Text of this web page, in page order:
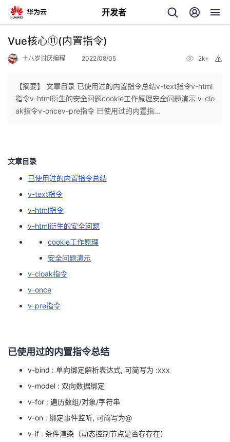
开发者
返
页
开
发
我
客
论
坛
的
圈
我
的
播
我
活
的
的
开
者
我
的
程
我
认
的
我
我
Programs
的
支
的
技
支
我
的
声
Vue核心⑪(内置指令)
十八岁讨厌编程 2022/08/05 2k+
【摘要】 文章目录 已使用过的内置指令总结v-text指令v-html
指令v-html衍生的安全问题cookie工作原理安全问题演示 v-clo
ak指令v-oncev-pre指令 已使用过的内置指...
文章目录
已使用过的内置指令总结
v-text指令
v-html指令
v-html衍生的安全问题
cookie工作原理
安全问题演示
v-cloak指令
v-once
v-pre指令
已使用过的内置指令总结
v-bind : 单向绑定解析表达式, 可简写为 :xxx
v-model : 双向数据绑定
v-for : 遍历数组/对象/字符串
v-on : 绑定事件监听, 可简写为@
v-if : 条件渲染（动态控制节点是否存存在）